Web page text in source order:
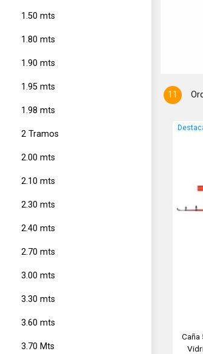
1.50 mts
1.80 mts
1.90 mts
1.95 mts
1.98 mts
2 Tramos
2.00 mts
2.10 mts
2.30 mts
2.40 mts
2.70 mts
3.00 mts
3.30 mts
3.60 mts
3.70 Mts
11
Caña